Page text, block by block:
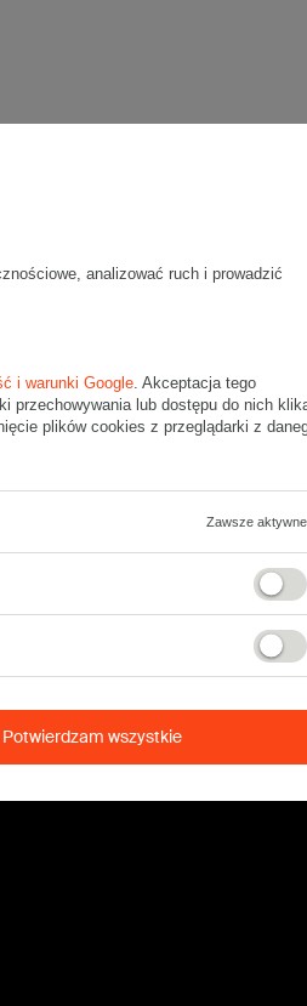
sztywne i estetyczne po złożeniu.
analizować ruch i prowadzić
i warunki Google. Akceptacja tego
przechowywania lub dostępu do nich
plików cookies z przeglądarki z
Zawsze aktywne
Potwierdzam wszystkie